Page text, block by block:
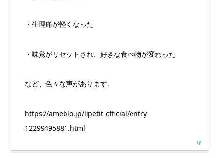
・生理痛が軽くなった
・味覚がリセットされ、好きな食べ物が変わった
など、色々な声があります。
https://ameblo.jp/lipetit-official/entry-
12299495881.html